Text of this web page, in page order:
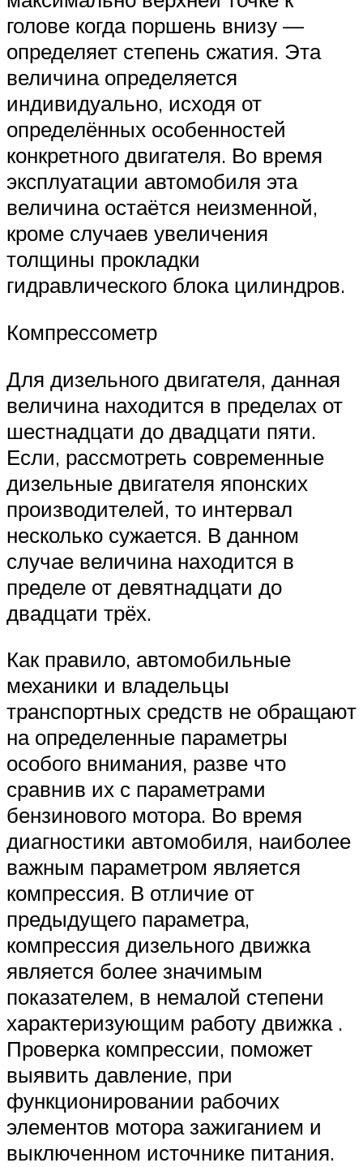
голове когда поршень внизу —
определяет степень сжатия. Эта
величина определяется
индивидуально, исходя от
определённых особенностей
конкретного двигателя. Во время
эксплуатации автомобиля эта
величина остаётся неизменной,
кроме случаев увеличения
толщины прокладки
гидравлического блока цилиндров.
Компрессометр
Для дизельного двигателя, данная
величина находится в пределах от
шестнадцати до двадцати пяти.
Если, рассмотреть современные
дизельные двигателя японских
производителей, то интервал
несколько сужается. В данном
случае величина находится в
пределе от девятнадцати до
двадцати трёх.
Как правило, автомобильные
механики и владельцы
транспортных средств не обращают
на определенные параметры
особого внимания, разве что
сравнив их с параметрами
бензинового мотора. Во время
диагностики автомобиля, наиболее
важным параметром является
компрессия. В отличие от
предыдущего параметра,
компрессия дизельного движка
является более значимым
показателем, в немалой степени
характеризующим работу движка .
Проверка компрессии, поможет
выявить давление, при
функционировании рабочих
элементов мотора зажиганием и
выключенном источнике питания.